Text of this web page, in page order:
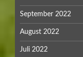
September 2022
August 2022
Juli 2022